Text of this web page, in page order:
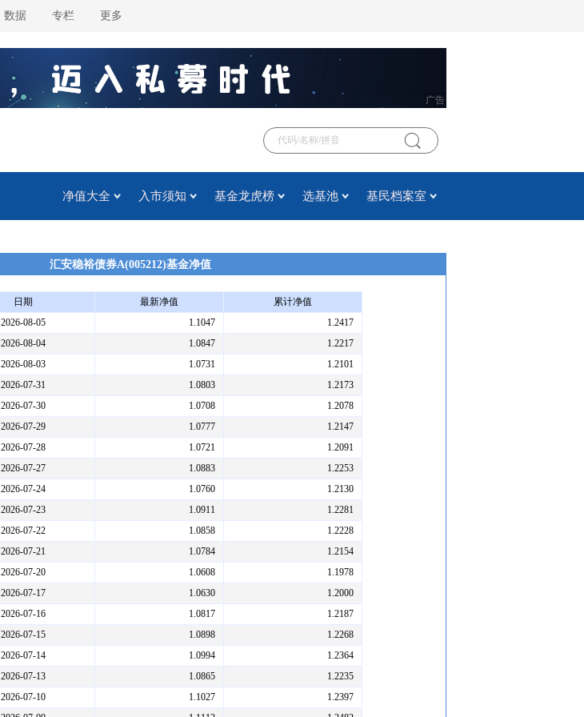
数据 专栏 更多
广告
净值大全 入市须知 基金龙虎榜 选基池 基民档案室
汇安稳裕债券A(005212)基金净值
日期 最新净值
累计净值
2026-08-05 1.1047
1.2417
2026-08-04 1.0847
1.2217
2026-08-03 1.0731
1.2101
2026-07-31 1.0803
1.2173
2026-07-30 1.0708
1.2078
2026-07-29 1.0777
1.2147
2026-07-28 1.0721
1.2091
2026-07-27 1.0883
1.2253
2026-07-24 1.0760
1.2130
2026-07-23 1.0911
1.2281
2026-07-22 1.0858
1.2228
2026-07-21 1.0784
1.2154
2026-07-20 1.0608
1.1978
2026-07-17 1.0630
1.2000
2026-07-16 1.0817
1.2187
2026-07-15 1.0898
1.2268
2026-07-14 1.0994
1.2364
2026-07-13 1.0865
1.2235
2026-07-10 1.1027
1.2397